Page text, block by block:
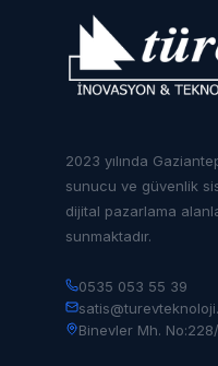
2023 yılında
sunucu ve güvenlik
dijital pazarlama
sunmaktadır.
0535 053 55 39
Binevler Mh.